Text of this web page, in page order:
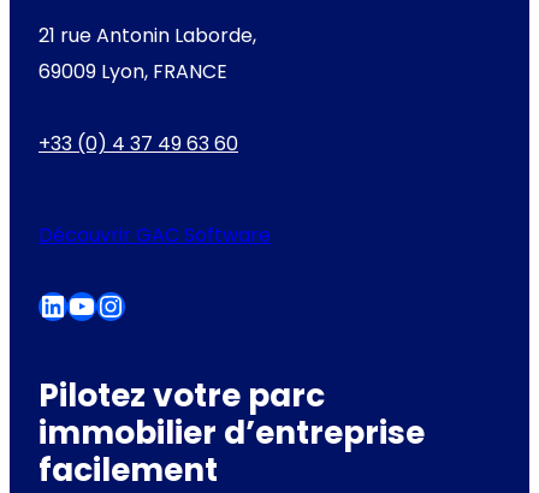
21 rue Antonin Laborde,
69009 Lyon, FRANCE
+33 (0) 4 37 49 63 60
Découvrir GAC Software
LinkedIn YouTube Instagram
Pilotez votre parc
immobilier d’entreprise
facilement